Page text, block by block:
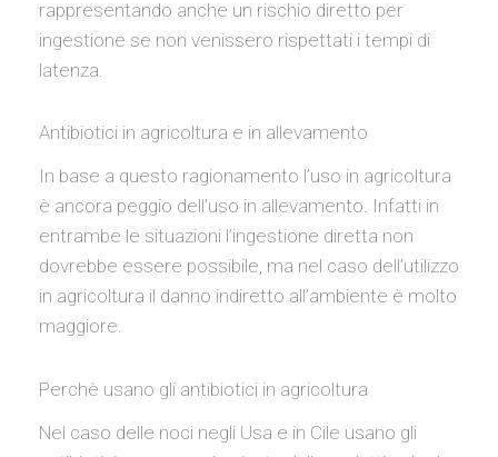
rappresentando anche un rischio diretto per
ingestione se non venissero rispettati i tempi di
latenza.
Antibiotici in agricoltura e in allevamento
In base a questo ragionamento l’uso in agricoltura
è ancora peggio dell’uso in allevamento. Infatti in
entrambe le situazioni l’ingestione diretta non
dovrebbe essere possibile, ma nel caso dell’utilizzo
in agricoltura il danno indiretto all’ambiente è molto
maggiore.
Perchè usano gli antibiotici in agricoltura
Nel caso delle noci negli Usa e in Cile usano gli